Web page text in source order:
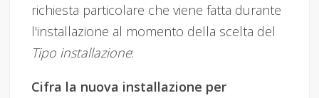
richiesta particolare che viene fatta durante
l'installazione al momento della scelta del
Tipo installazione:
Cifra la nuova installazione per